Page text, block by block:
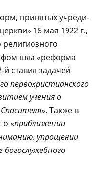
принятых учреди­
16 мая 1922 г.,
религиозного
шла «реформа
й ставил задачей
первохристиан­ского
учения о
». Также в
о «приближении
упрощении
богослужебного